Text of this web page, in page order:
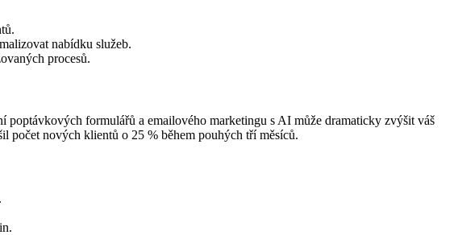
nabídku služeb.
procesů.
poptávkových formulářů a emailového marketingu s AI může dramaticky zvýšit váš
počet nových klientů o 25 % během pouhých tří měsíců.